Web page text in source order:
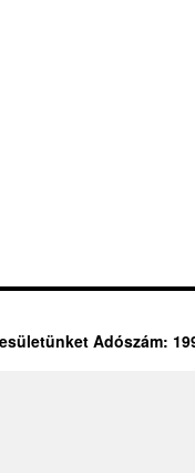
Adószám: